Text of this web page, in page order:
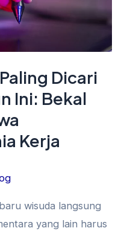
Dicari
Ini: Bekal
Kerja
wisuda langsung
yang lain harus